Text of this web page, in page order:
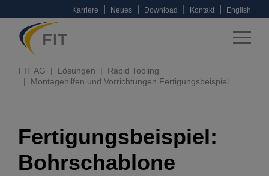
Karriere Neues Download Kontakt English
FIT AG Lösungen
Rapid Tooling
Montagehilfen und Vorrichtungen Fertigungsbeispiel
Fertigungsbeispiel:
Bohrschablone